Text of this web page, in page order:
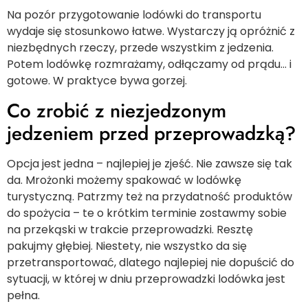
Na pozór przygotowanie lodówki do transportu
wydaje się stosunkowo łatwe. Wystarczy ją opróżnić z
niezbędnych rzeczy, przede wszystkim z jedzenia.
Potem lodówkę rozmrażamy, odłączamy od prądu… i
gotowe. W praktyce bywa gorzej.
Co zrobić z niezjedzonym
jedzeniem przed przeprowadzką?
Opcja jest jedna – najlepiej je zjeść. Nie zawsze się tak
da. Mrożonki możemy spakować w lodówkę
turystyczną. Patrzmy też na przydatność produktów
do spożycia – te o krótkim terminie zostawmy sobie
na przekąski w trakcie przeprowadzki. Resztę
pakujmy głębiej. Niestety, nie wszystko da się
przetransportować, dlatego najlepiej nie dopuścić do
sytuacji, w której w dniu przeprowadzki lodówka jest
pełna.